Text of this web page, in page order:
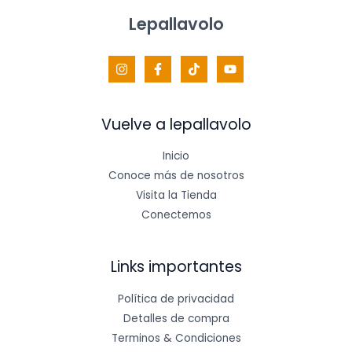
Lepallavolo
Vuelve a lepallavolo
Inicio
Conoce más de nosotros
Visita la Tienda
Conectemos
Links importantes
Política de privacidad
Detalles de compra
Terminos & Condiciones